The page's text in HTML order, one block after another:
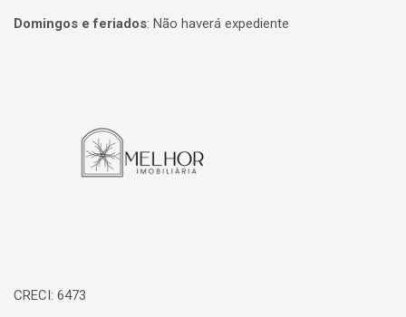
Domingos e feriados: Não haverá expediente
CRECI: 6473